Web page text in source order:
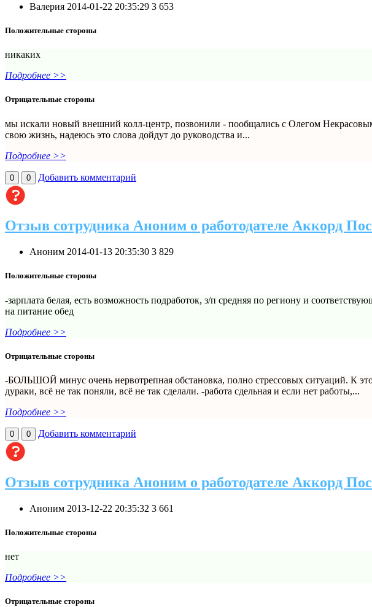
Валерия 2014-01-22 20:35:29 3 653
Положительные стороны
никаких
Подробнее >>
Отрицательные стороны
мы искали новый внешний колл-центр, позвонили - пообщались с Олегом
свою жизнь, надеюсь это слова дойдут до руководства и...
Подробнее >>
0 0 Добавить комментарий
Отзыв сотрудника Аноним о работодателе Аккорд
Аноним 2014-01-13 20:35:30 3 829
Положительные стороны
-зарплата белая, есть возможность подработок, з/п средняя по региону и
на питание обед
Подробнее >>
Отрицательные стороны
-БОЛЬШОЙ минус очень нервотрепная обстановка, полно стрессовых ситуаций. К
дураки, всё не так поняли, всё не так сделали. -работа сдельная и если нет работы,...
Подробнее >>
0 0 Добавить комментарий
Отзыв сотрудника Аноним о работодателе Аккорд
Аноним 2013-12-22 20:35:32 3 661
Положительные стороны
нет
Подробнее >>
Отрицательные стороны